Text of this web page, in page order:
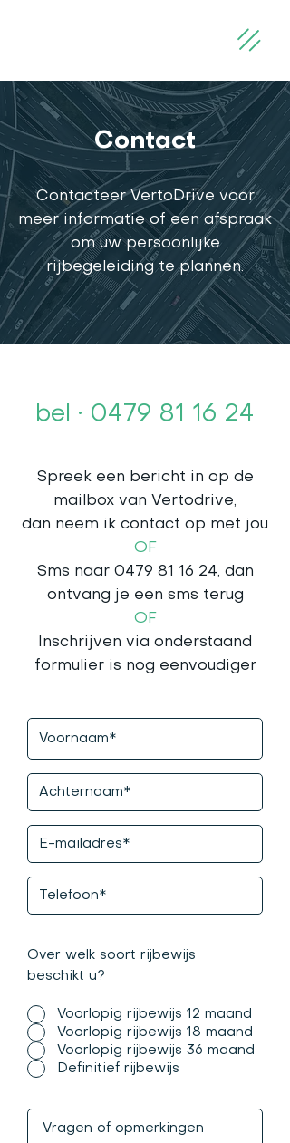
Contact
Contacteer VertoDrive voor
meer informatie of een afspraak
om uw persoonlijke
rijbegeleiding te plannen.
bel • 0479 81 16 24
Spreek een bericht in op de
mailbox van Vertodrive,
dan neem ik contact op met jou
OF
Sms naar 0479 81 16 24, dan
ontvang je een sms terug
OF
Inschrijven via onderstaand
formulier is nog eenvoudiger
Over welk soort rijbewijs
beschikt u?
Voorlopig rijbewijs 12 maand
Voorlopig rijbewijs 18 maand
Voorlopig rijbewijs 36 maand
Definitief rijbewijs